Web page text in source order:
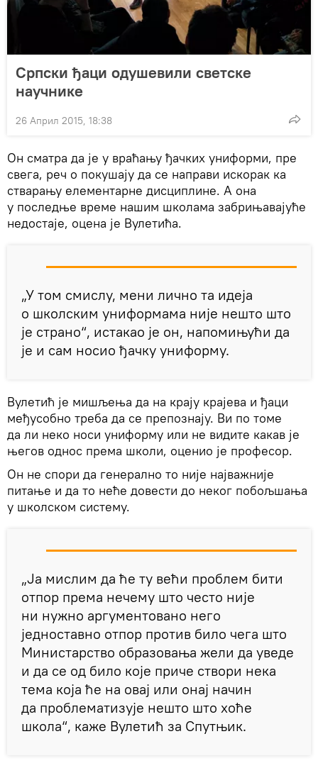
Српски ђаци одушевили светске
научнике
26 Април 2015, 18:38
Он сматра да је у враћању ђачких униформи, пре
свега, реч о покушају да се направи искорак ка
стварању елементарне дисциплине. А она
у последње време нашим школама забрињавајуће
недостаје, оцена је Вулетића.
„У том смислу, мени лично та идеја
о школским униформама није нешто што
је страно“, истакао је он, напомињући да
је и сам носио ђачку униформу.
Вулетић је мишљења да на крају крајева и ђаци
међусобно треба да се препознају. Ви по томе
да ли неко носи униформу или не видите какав је
његов однос према школи, оценио је професор.
Он не спори да генерално то није најважније
питање и да то неће довести до неког побољшања
у школском систему.
„Ја мислим да ће ту већи проблем бити
отпор према нечему што често није
ни нужно аргументовано него
једноставно отпор против било чега што
Министарство образовања жели да уведе
и да се од било које приче створи нека
тема која ће на овај или онај начин
да проблематизује нешто што хоће
школа“, каже Вулетић за Спутњик.